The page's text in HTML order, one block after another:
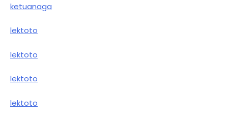
ketuanaga
lektoto
lektoto
lektoto
lektoto